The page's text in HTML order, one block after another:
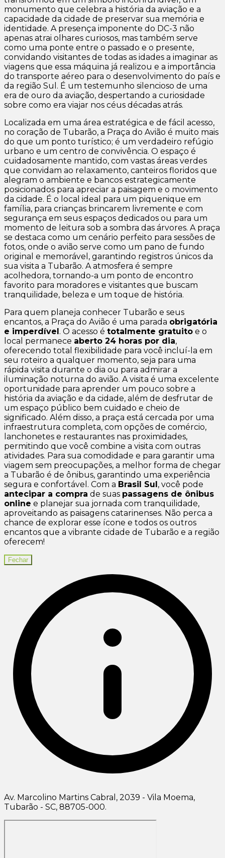
monumento que celebra a história da aviação e a
capacidade da cidade de preservar sua memória e
identidade. A presença imponente do DC-3 não
apenas atrai olhares curiosos, mas também serve
como uma ponte entre o passado e o presente,
convidando visitantes de todas as idades a imaginar as
viagens que essa máquina já realizou e a importância
do transporte aéreo para o desenvolvimento do país e
da região Sul. É um testemunho silencioso de uma
era de ouro da aviação, despertando a curiosidade
sobre como era viajar nos céus décadas atrás.
Localizada em uma área estratégica e de fácil acesso,
no coração de Tubarão, a Praça do Avião é muito mais
do que um ponto turístico; é um verdadeiro refúgio
urbano e um centro de convivência. O espaço é
cuidadosamente mantido, com vastas áreas verdes
que convidam ao relaxamento, canteiros floridos que
alegram o ambiente e bancos estrategicamente
posicionados para apreciar a paisagem e o movimento
da cidade. É o local ideal para um piquenique em
família, para crianças brincarem livremente e com
segurança em seus espaços dedicados ou para um
momento de leitura sob a sombra das árvores. A praça
se destaca como um cenário perfeito para sessões de
fotos, onde o avião serve como um pano de fundo
original e memorável, garantindo registros únicos da
sua visita a Tubarão. A atmosfera é sempre
acolhedora, tornando-a um ponto de encontro
favorito para moradores e visitantes que buscam
tranquilidade, beleza e um toque de história.
Para quem planeja conhecer Tubarão e seus
encantos, a Praça do Avião é uma parada obrigatória
e imperdível . O acesso é totalmente gratuito e o
local permanece aberto 24 horas por dia,
oferecendo total flexibilidade para você incluí-la em
seu roteiro a qualquer momento, seja para uma
rápida visita durante o dia ou para admirar a
iluminação noturna do avião. A visita é uma excelente
oportunidade para aprender um pouco sobre a
história da aviação e da cidade, além de desfrutar de
um espaço público bem cuidado e cheio de
significado. Além disso, a praça está cercada por uma
infraestrutura completa, com opções de comércio,
lanchonetes e restaurantes nas proximidades,
permitindo que você combine a visita com outras
atividades. Para sua comodidade e para garantir uma
viagem sem preocupações, a melhor forma de chegar
a Tubarão é de ônibus, garantindo uma experiência
segura e confortável. Com a Brasil Sul , você pode
antecipar a compra de suas passagens de ônibus
online e planejar sua jornada com tranquilidade,
aproveitando as paisagens catarinenses. Não perca a
chance de explorar esse ícone e todos os outros
encantos que a vibrante cidade de Tubarão e a região
oferecem!
Fechar
Av. Marcolino Martins Cabral, 2039 - Vila Moema,
Tubarão - SC, 88705-000.